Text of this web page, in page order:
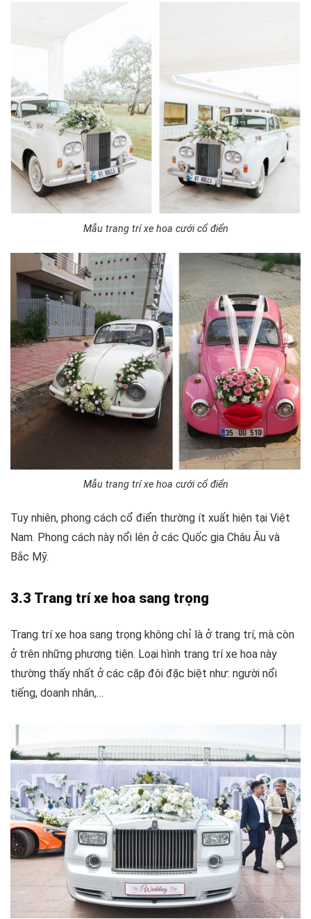
Mẫu trang trí xe hoa cưới cổ điển
Mẫu trang trí xe hoa cưới cổ điển
Tuy nhiên, phong cách cổ điển thường ít xuất hiện tại Việt
Nam. Phong cách này nổi lên ở các Quốc gia Châu Âu và
Bắc Mỹ.
3.3 Trang trí xe hoa sang trọng
Trang trí xe hoa sang trọng không chỉ là ở trang trí, mà còn
ở trên những phương tiện. Loại hình trang trí xe hoa này
thường thấy nhất ở các cặp đôi đặc biệt như: người nổi
tiếng, doanh nhân,…